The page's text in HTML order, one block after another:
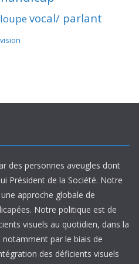
vocal/ parlant
des personnes aveugles dont
Président de la Société. Notre
approche globale de
Notre politique est de
visuels au quotidien, dans la
par le biais de
des déficients visuels